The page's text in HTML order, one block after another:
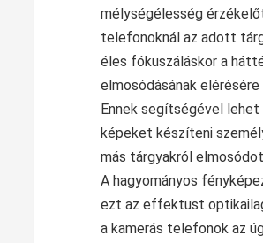
mélységélesség
telefonoknál az adott
éles fókuszáláskor a
elmosódásának elérésére
Ennek segítségével lehet
képeket készíteni
más tárgyakról
A hagyományos
ezt az effektust
a kamerás telefonok az